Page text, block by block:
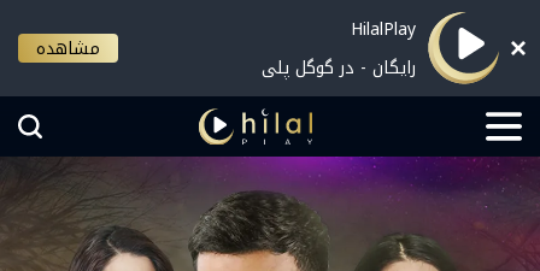
HilalPlay
رایگان - در گوگل پلی
مشاهده